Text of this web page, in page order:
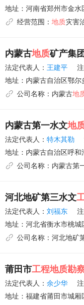
地址： 河南省郑州市金
经营范围： 地质灾害
内蒙古地质矿产集
法定代表人： 王建平
地址： 内蒙古自治区鄂
公司名称： 内蒙古地
内蒙古第一水文地
法定代表人： 特木其勒
地址： 内蒙古自治区呼和
公司名称： 内蒙古第
河北地矿第三水文
法定代表人： 刘福东
地址： 河北省衡水市桃城
公司名称： 河北地矿
莆田市工程地质勘
法定代表人： 余少华
地址： 福建省莆田市城